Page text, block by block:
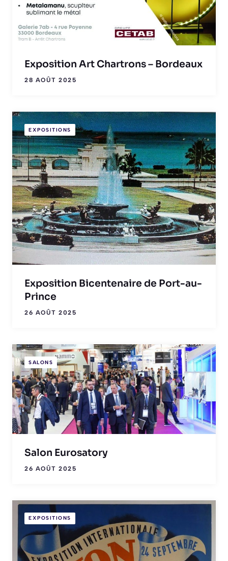
Exposition Art Chartrons – Bordeaux
28 AOÛT 2025
EXPOSITIONS
Exposition Bicentenaire de Port-au-
Prince
26 AOÛT 2025
SALONS
Salon Eurosatory
26 AOÛT 2025
EXPOSITIONS